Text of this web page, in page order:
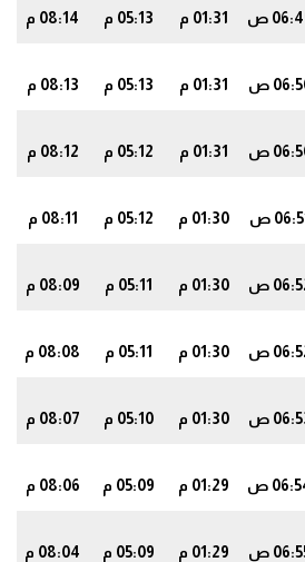
ص 01:31 م 05:13 م 08:14 م
ص 01:31 م 05:13 م 08:13 م
ص 01:31 م 05:12 م 08:12 م
ص 01:30 م 05:12 م 08:11 م
ص 01:30 م 05:11 م 08:09 م
ص 01:30 م 05:11 م 08:08 م
ص 01:30 م 05:10 م 08:07 م
ص 01:29 م 05:09 م 08:06 م
ص 01:29 م 05:09 م 08:04 م